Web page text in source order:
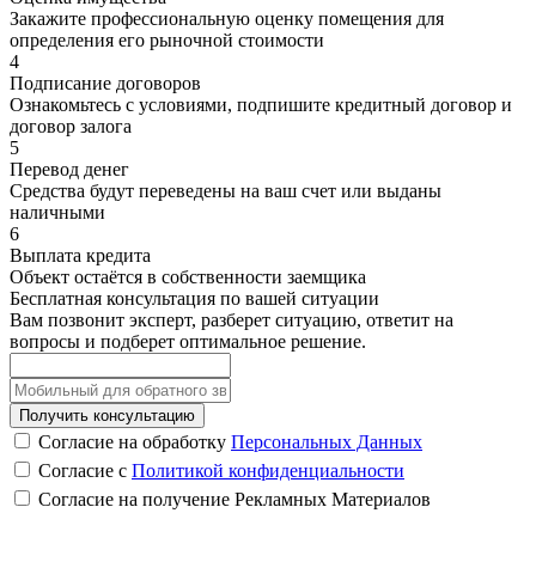
Закажите профессиональную оценку помещения для
определения его рыночной стоимости
4
Подписание договоров
Ознакомьтесь с условиями, подпишите кредитный договор и
договор залога
5
Перевод денег
Средства будут переведены на ваш счет или выданы
наличными
6
Выплата кредита
Объект остаётся в собственности заемщика
Бесплатная консультация по вашей ситуации
Вам позвонит эксперт, разберет ситуацию, ответит на
вопросы и подберет оптимальное решение.
Получить консультацию
Согласие на обработку Персональных Данных
Согласие с Политикой конфиденциальности
Согласие на получение Рекламных Материалов